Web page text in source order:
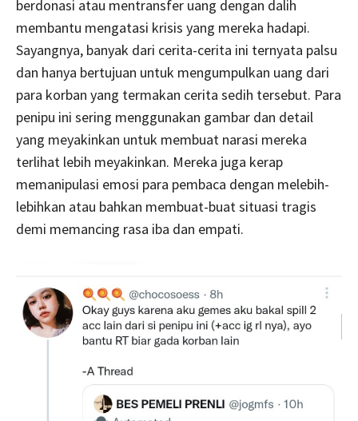
berdonasi atau mentransfer uang dengan dalih
membantu mengatasi krisis yang mereka hadapi.
Sayangnya, banyak dari cerita-cerita ini ternyata palsu
dan hanya bertujuan untuk mengumpulkan uang dari
para korban yang termakan cerita sedih tersebut. Para
penipu ini sering menggunakan gambar dan detail
yang meyakinkan untuk membuat narasi mereka
terlihat lebih meyakinkan. Mereka juga kerap
memanipulasi emosi para pembaca dengan melebih-
lebihkan atau bahkan membuat-buat situasi tragis
demi memancing rasa iba dan empati.